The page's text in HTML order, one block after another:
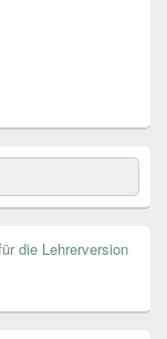
die Lehrerversion